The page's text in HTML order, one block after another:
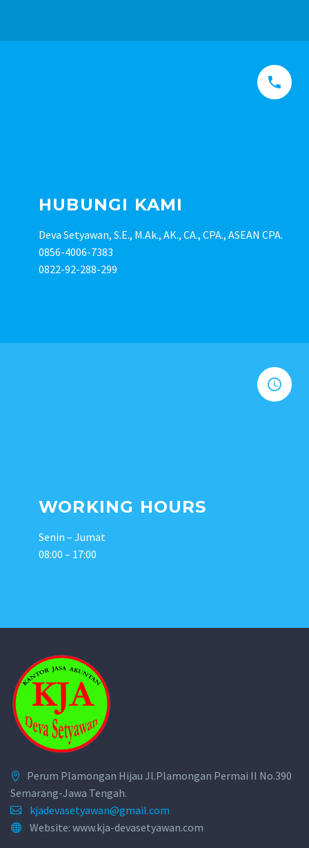


HUBUNGI KAMI
Deva Setyawan, S.E., M.Ak., AK., CA., CPA., ASEAN CPA.
0856-4006-7383
0822-92-288-299


WORKING HOURS
Senin – Jumat
08:00 – 17:00
Perum Plamongan Hijau Jl.Plamongan Permai II No.390
Semarang-Jawa Tengah.
kjadevasetyawan@gmail.com
Website: www.kja-devasetyawan.com